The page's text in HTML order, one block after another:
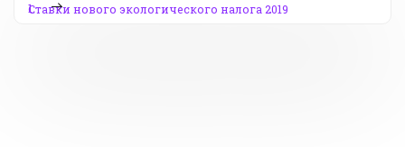
1.
Ставки нового экологического налога 2019